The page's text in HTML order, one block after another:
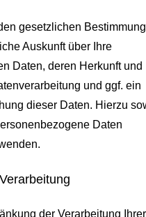
gesetzlichen
Auskunft über Ihre
Daten, deren Herkunft und
und ggf. ein
dieser Daten. Hierzu
Daten
der Verarbeitung Ihrer